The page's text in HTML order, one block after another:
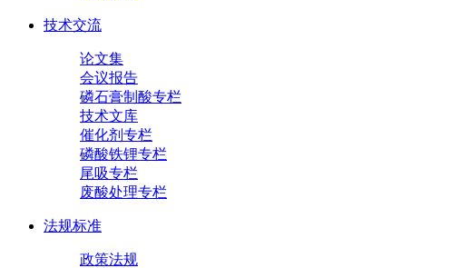
技术交流
论文集
会议报告
磷石膏制酸专栏
技术文库
催化剂专栏
磷酸铁锂专栏
尾吸专栏
废酸处理专栏
法规标准
政策法规